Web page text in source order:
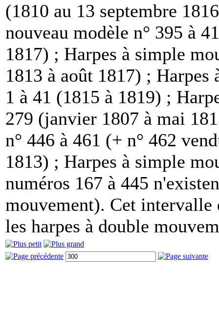
(1810 au 13 septembre
nouveau modèle n° 395 à
1817) ; Harpes à simple
1813 à août 1817) ;
1 à 41 (1815 à 1819) ;
279 (janvier 1807 à mai
n° 446 à 461 (+ n° 462
1813) ; Harpes à simple
numéros 167 à 445
mouvement). Cet intervalle
les harpes à double